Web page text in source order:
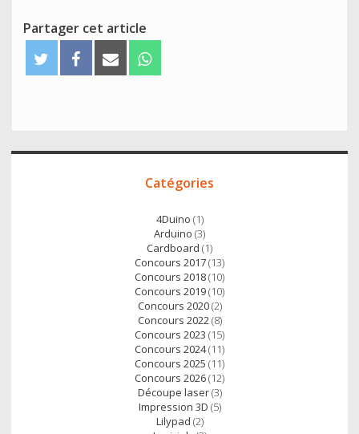
Partager cet article
w
e
a
o
m
h
A
p
Accès
Catégories
4Duino (1)
Arduino (3)
Cardboard (1)
Concours 2017(13)
Concours 2018(10)
Concours 2019(10)
Concours 2020(2)
Concours 2022(8)
Concours 2023 (15)
Concours 2024(11)
Concours 2025 (11)
Concours 2026(12)
Découpe laser(3)
Impression 3D (5)
Lilypad (2)